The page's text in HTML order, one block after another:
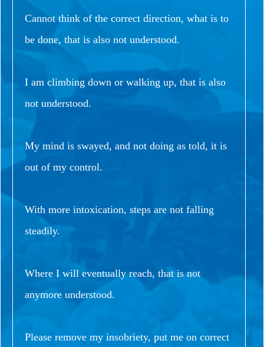
Cannot think of the correct direction, what is to
be done, that is also not understood.
I am climbing down or walking up, that is also
not understood.
My mind is swayed, and not doing as told, it is
out of my control.
With more intoxication, steps are not falling
steadily.
Where I will eventually reach, that is not
anymore understood.
Please remove my insobriety, put me on correct